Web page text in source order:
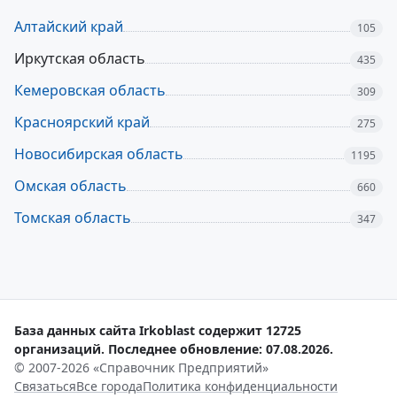
Алтайский край 105
Иркутская область 435
Кемеровская область 309
Красноярский край 275
Новосибирская область 1195
Омская область 660
Томская область 347
База данных сайта Irkoblast содержит 12725
организаций. Последнее обновление: 07.08.2026.
© 2007-2026 «Справочник Предприятий»
СвязатьсяВсе городаПолитика конфиденциальности